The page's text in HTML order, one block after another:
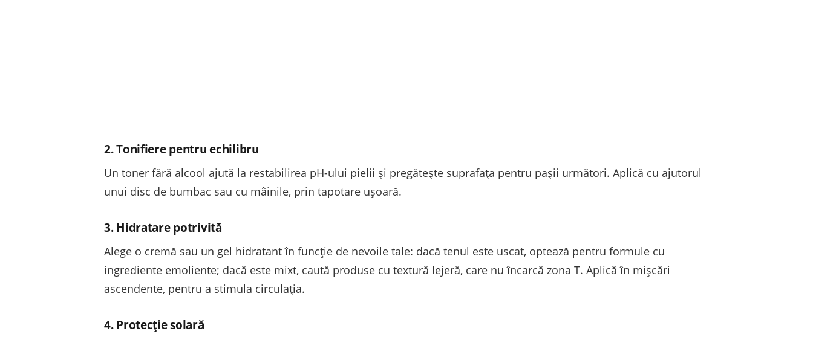
2. Tonifiere pentru echilibru
Un toner fără alcool ajută la restabilirea pH-ului pielii și pregătește suprafața pentru pașii următori. Aplică cu ajutorul
unui disc de bumbac sau cu mâinile, prin tapotare ușoară.
3. Hidratare potrivită
Alege o cremă sau un gel hidratant în funcție de nevoile tale: dacă tenul este uscat, optează pentru formule cu
ingrediente emoliente; dacă este mixt, caută produse cu textură lejeră, care nu încarcă zona T. Aplică în mișcări
ascendente, pentru a stimula circulația.
4. Protecție solară